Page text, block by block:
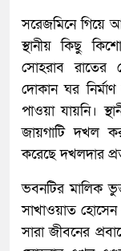
সরেজমিনে গিয়ে
স্থানীয় কিছু
সোহরাব রাতের
দোকান ঘর
পাওয়া যায়নি।
জায়গাটি দখল
করেছে দখলদার
ভবনটির মালিক
সাখাওয়াত
সারা জীবনের